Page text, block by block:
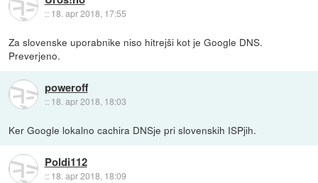
:: 18. apr 2018, 17:55
Za slovenske uporabnike niso hitrejši kot je Google DNS.
Preverjeno.
poweroff
:: 18. apr 2018, 18:03
Ker Google lokalno cachira DNSje pri slovenskih ISPjih.
Poldi112
:: 18. apr 2018, 18:09